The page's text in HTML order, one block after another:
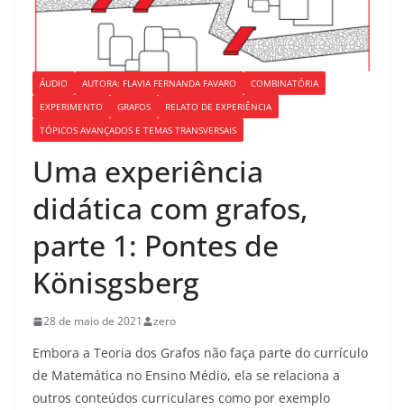
ÁUDIO AUTORA: FLAVIA FERNANDA FAVARO
COMBINATÓRIA
EXPERIMENTO
GRAFOS
RELATO DE EXPERIÊNCIA
TÓPICOS AVANÇADOS E TEMAS TRANSVERSAIS
Uma experiência
didática com grafos,
parte 1: Pontes de
Könisgsberg
28 de maio de 2021 zero
Embora a Teoria dos Grafos não faça parte do currículo
de Matemática no Ensino Médio, ela se relaciona a
outros conteúdos curriculares como por exemplo